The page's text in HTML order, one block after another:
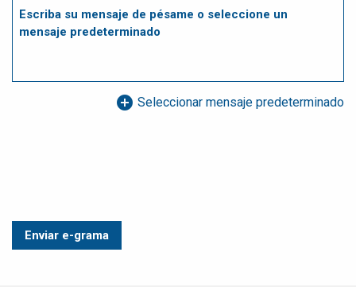
add_circle Seleccionar mensaje predeterminado